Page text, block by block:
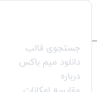
جستجوی قالب
دانلود میم باکس
درباره